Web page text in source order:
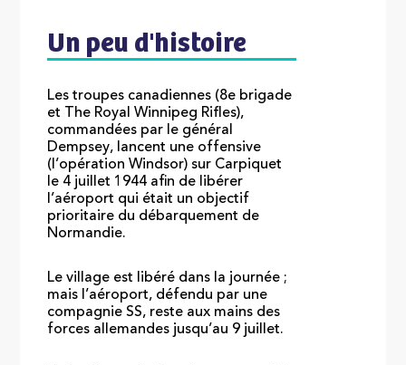
Un peu d'histoire
Les troupes canadiennes (8e brigade
et The Royal Winnipeg Rifles),
commandées par le général
Dempsey, lancent une offensive
(l’opération Windsor) sur Carpiquet
le 4 juillet 1944 afin de libérer
l’aéroport qui était un objectif
prioritaire du débarquement de
Normandie.
Le village est libéré dans la journée ;
mais l’aéroport, défendu par une
compagnie SS, reste aux mains des
forces allemandes jusqu’au 9 juillet.